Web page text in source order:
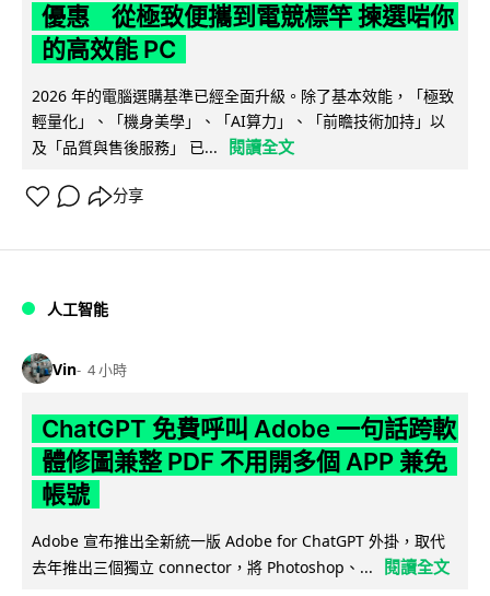
優惠 從極致便攜到電競標竿 揀選啱你
的高效能 PC
2026 年的電腦選購基準已經全面升級。除了基本效能，「極致
輕量化」、「機身美學」、「AI算力」、「前瞻技術加持」以
及「品質與售後服務」 已...
閱讀全文
分享
人工智能
Vin 4 小時
ChatGPT 免費呼叫 Adobe 一句話跨軟
體修圖兼整 PDF 不用開多個 APP 兼免
帳號
Adobe 宣布推出全新統一版 Adobe for ChatGPT 外掛，取代
去年推出三個獨立 connector，將 Photoshop、...
閱讀全文